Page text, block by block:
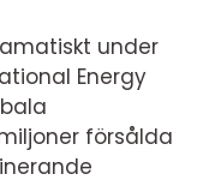
under
Energy
försålda